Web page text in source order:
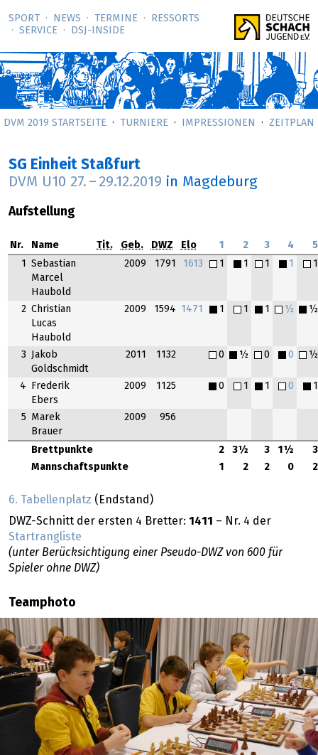
SPORT NEWS TERMINE
RESSORTS
SERVICE
DSJ-­INSIDE
DVM 2019 STARTSEITE TURNIERE IMPRESSIONEN ZEITPLAN
SG Einheit Staßfurt
DVM U10 27. – 29.12.2019 in Magdeburg
Aufstellung
Nr. Name Tit. Geb. DWZ Elo 1 2 3 4 5
Brettpunkte 2 3½ 3 1½
3
Mannschaftspunkte
1 2 2 0 2
1
Sebastian
Marcel
Haubold
2009 1791 1613 1 1 1 1 1
2 Christian
Lucas
Haubold
2009 1594 1471 1 1 1 ½ ½
3
Jakob
Goldschmidt
2011 1132 0 ½ 0 0 ½
4
Frederik
Ebers
2009 1125 0 1 1 0 1
5
Marek
Brauer
2009 956
6. Tabellenplatz (Endstand)
DWZ-Schnitt der ersten 4 Bretter: 1411 – Nr. 4 der
Startrangliste
(unter Berücksichtigung einer Pseudo-DWZ von 600 für
Spieler ohne DWZ)
Teamphoto